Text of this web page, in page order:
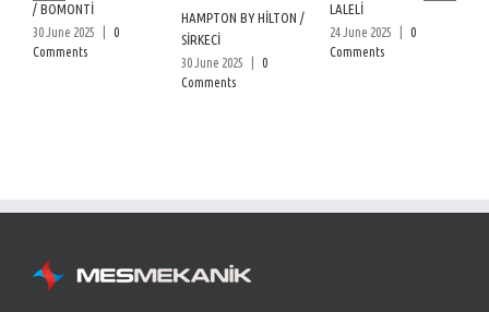
/ BOMONTİ
30 June 2025
0
Comments
HAMPTON BY HİLTON /
SİRKECİ
30 June 2025
0
Comments
LALELİ
24 June 2025
0
Comments